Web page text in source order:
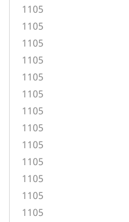
1105
1105
1105
1105
1105
1105
1105
1105
1105
1105
1105
1105
1105